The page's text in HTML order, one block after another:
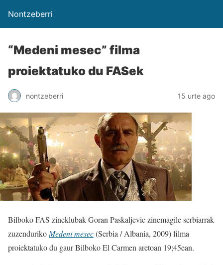
Nontzeberri
“Medeni mesec” filma
proiektatuko du FASek
nontzeberri 15 urte ago
Bilboko FAS zineklubak Goran Paskaljevic zinemagile serbiarrak
zuzenduriko Medeni mesec(Serbia / Albania, 2009) filma
proiektatuko du gaur Bilboko El Carmen aretoan 19;45ean.